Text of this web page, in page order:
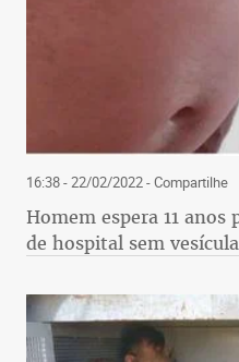
16:38 - 22/02/2022- Compartilhe
Homem espera 11
de hospital sem vesícula